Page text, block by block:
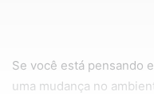
Se você está pensando
uma mudança no